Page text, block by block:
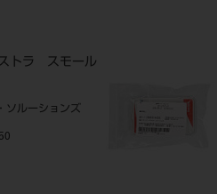
トラ スモール
ソルーションズ